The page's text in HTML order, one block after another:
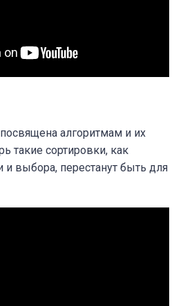
алгоритмам и их
такие сортировки, как
и выбора, перестанут быть для